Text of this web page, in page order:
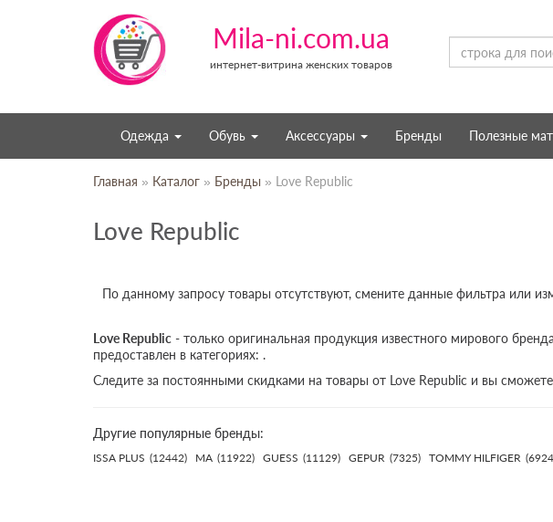
Mila-ni.com.ua
интернет-витрина женских товаров
Одежда Обувь Аксессуары Бренды Полезные
Главная » Каталог » Бренды » Love Republic
Love Republic
По данному запросу товары отсутствуют, смените данные фильтра или
Love Republic - только оригинальная продукция известного мирового
предоставлен в категориях: .
Следите за постоянными скидками на товары от Love Republic и вы
Другие популярные бренды:
ISSA PLUS (12442) MA (11922) GUESS (11129) GEPUR (7325) TOMMY HILFIGER